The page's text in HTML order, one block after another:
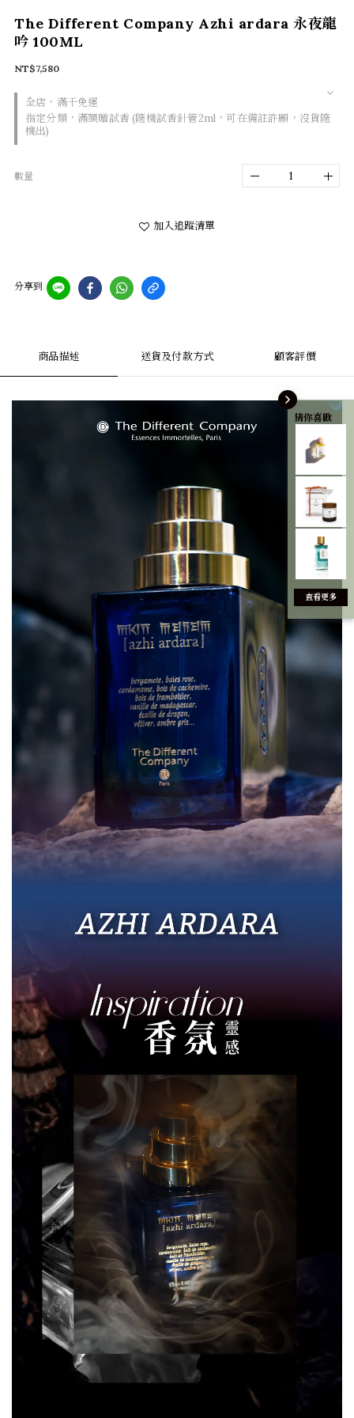
猜你喜歡
The Different Company Azhi ardara 永夜龍
吟 100ML
全店，滿千免運
指定分類，滿額贈試香 (隨機試香針管2ml，可在備註許願，沒貨隨
機出)
NT$7,580
數量
加入追蹤清單
分享到
商品描述 送貨及付款方式 顧客評價